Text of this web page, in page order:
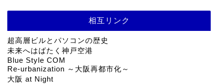
相互リンク
超高層ビルとパソコンの歴史
未来へはばたく神戸空港
Blue Style COM
Re-urbanization ～大阪再都市化～
大阪 at Night